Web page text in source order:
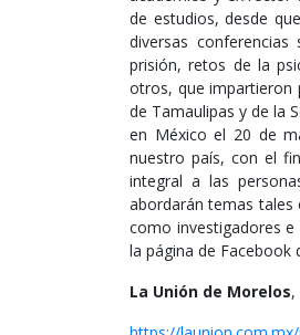
de estudios, desde
diversas
prisión, retos de la
otros, que impartieron
de Tamaulipas y de la
en México el 20 de
nuestro país, con el
integral a las
abordarán temas
como investigadores
la página de Facebook
La Unión de Morelos,